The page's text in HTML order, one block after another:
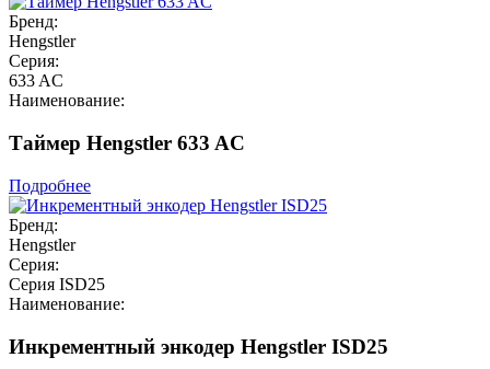
Бренд:
Hengstler
Серия:
633 AC
Наименование:
Таймер Hengstler 633 AC
Подробнее
Бренд:
Hengstler
Серия:
Серия ISD25
Наименование:
Инкрементный энкодер Hengstler ISD25